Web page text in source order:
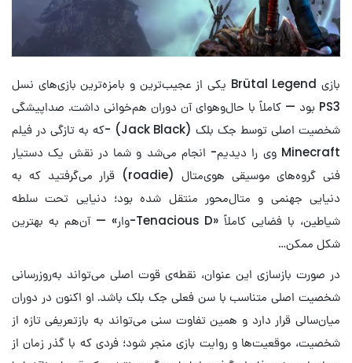
بازی Brütal Legend یکی از عجیب‌ترین و بامزه‌ترین بازی‌های نسل
PS3 بود — کاملاً با حال‌وهوای آن دوران هم‌خوانی داشت. صداپیشگی
شخصیت اصلی توسط جک بلک (Jack Black) -که به تازگی در فیلم
Minecraft وی را دیدیم- انجام می‌شد و شما در نقش یک دستیار
فنی گروه‌های موسیقی هوی‌متال (roadie) قرار می‌گرفتید که به
دنیایی جهنمی و متال‌محور منتقل شده بود؛ دنیایی تحت سلطه
شیاطین، با فضایی کاملاً «Tenacious D‌-وار» — آن‌هم به بهترین
شکل ممکن…
در صورت بازسازی این عنوان، نقطه‌ی قوت اصلی می‌تواند به‌روزرسانی
شخصیت اصلی متناسب با سن فعلی جک بلک باشد. او اکنون در دوران
میان‌سالی قرار دارد و همین تفاوت سنی می‌تواند به بازتعریفی تازه از
شخصیت، موقعیت‌ها و روایت بازی منجر شود؛ فردی که با گذر زمان از